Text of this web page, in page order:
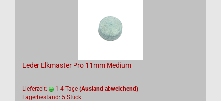
Leder Elkmaster Pro 11mm Medium
Lieferzeit: 1-4 Tage (Ausland abweichend)
Lagerbestand: 5 Stück